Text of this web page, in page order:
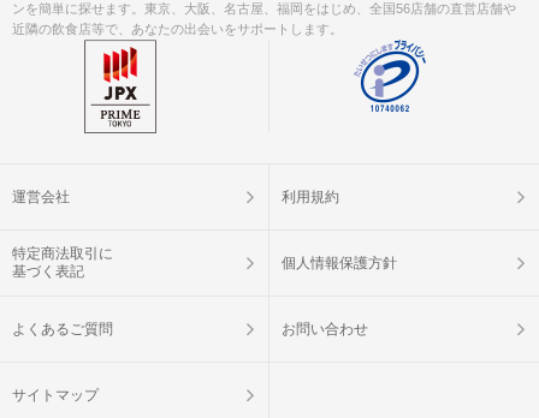
ンを簡単に探せます。東京、大阪、名古屋、福岡をはじめ、全国56店舗の直営店舗や
近隣の飲食店等で、あなたの出会いをサポートします。
運営会社 利用規約
特定商法取引に
基づく表記
個人情報保護方針
よくあるご質問 お問い合わせ
サイトマップ